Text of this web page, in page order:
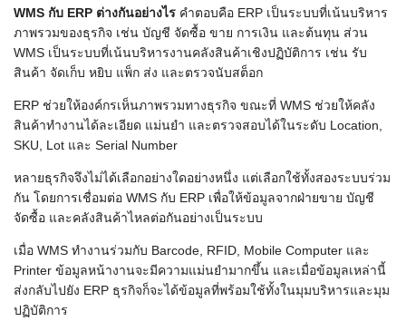
WMS กับ ERP ต่างกันอย่างไร คำตอบคือ ERP เป็นระบบที่เน้นบริหาร
ภาพรวมของธุรกิจ เช่น บัญชี จัดซื้อ ขาย การเงิน และต้นทุน ส่วน
WMS เป็นระบบที่เน้นบริหารงานคลังสินค้าเชิงปฏิบัติการ เช่น รับ
สินค้า จัดเก็บ หยิบ แพ็ก ส่ง และตรวจนับสต็อก
ERP ช่วยให้องค์กรเห็นภาพรวมทางธุรกิจ ขณะที่ WMS ช่วยให้คลัง
สินค้าทำงานได้ละเอียด แม่นยำ และตรวจสอบได้ในระดับ Location,
SKU, Lot และ Serial Number
หลายธุรกิจจึงไม่ได้เลือกอย่างใดอย่างหนึ่ง แต่เลือกใช้ทั้งสองระบบร่วม
กัน โดยการเชื่อมต่อ WMS กับ ERP เพื่อให้ข้อมูลจากฝ่ายขาย บัญชี
จัดซื้อ และคลังสินค้าไหลต่อกันอย่างเป็นระบบ
เมื่อ WMS ทำงานร่วมกับ Barcode, RFID, Mobile Computer และ
Printer ข้อมูลหน้างานจะมีความแม่นยำมากขึ้น และเมื่อข้อมูลเหล่านี้
ส่งกลับไปยัง ERP ธุรกิจก็จะได้ข้อมูลที่พร้อมใช้ทั้งในมุมบริหารและมุม
ปฏิบัติการ